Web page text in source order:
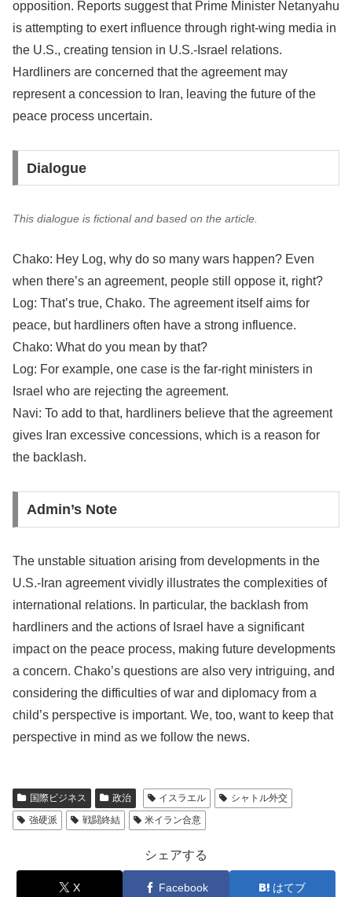
opposition. Reports suggest that Prime Minister Netanyahu
is attempting to exert influence through right-wing media in
the U.S., creating tension in U.S.-Israel relations.
Hardliners are concerned that the agreement may
represent a concession to Iran, leaving the future of the
peace process uncertain.
Dialogue
This dialogue is fictional and based on the article.
Chako: Hey Log, why do so many wars happen? Even
when there’s an agreement, people still oppose it, right?
Log: That’s true, Chako. The agreement itself aims for
peace, but hardliners often have a strong influence.
Chako: What do you mean by that?
Log: For example, one case is the far-right ministers in
Israel who are rejecting the agreement.
Navi: To add to that, hardliners believe that the agreement
gives Iran excessive concessions, which is a reason for
the backlash.
Admin’s Note
The unstable situation arising from developments in the
U.S.-Iran agreement vividly illustrates the complexities of
international relations. In particular, the backlash from
hardliners and the actions of Israel have a significant
impact on the peace process, making future developments
a concern. Chako’s questions are also very intriguing, and
considering the difficulties of war and diplomacy from a
child’s perspective is important. We, too, want to keep that
perspective in mind as we follow the news.
国際ビジネス 政治 イスラエル
シャトル外交
強硬派
戦闘終結 米イラン合意
シェアする
X Facebook はてブ